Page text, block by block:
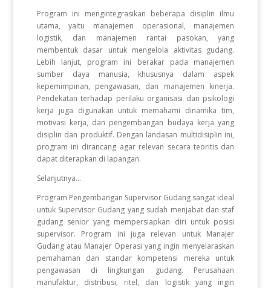
Program ini mengintegrasikan beberapa disiplin ilmu
utama, yaitu manajemen operasional, manajemen
logistik, dan manajemen rantai pasokan, yang
membentuk dasar untuk mengelola aktivitas gudang.
Lebih lanjut, program ini berakar pada manajemen
sumber daya manusia, khususnya dalam aspek
kepemimpinan, pengawasan, dan manajemen kinerja.
Pendekatan terhadap perilaku organisasi dan psikologi
kerja juga digunakan untuk memahami dinamika tim,
motivasi kerja, dan pengembangan budaya kerja yang
disiplin dan produktif. Dengan landasan multidisiplin ini,
program ini dirancang agar relevan secara teoritis dan
dapat diterapkan di lapangan.
Selanjutnya...
Program Pengembangan Supervisor Gudang sangat ideal
untuk Supervisor Gudang yang sudah menjabat dan staf
gudang senior yang mempersiapkan diri untuk posisi
supervisor. Program ini juga relevan untuk Manajer
Gudang atau Manajer Operasi yang ingin menyelaraskan
pemahaman dan standar kompetensi mereka untuk
pengawasan di lingkungan gudang. Perusahaan
manufaktur, distribusi, ritel, dan logistik yang ingin